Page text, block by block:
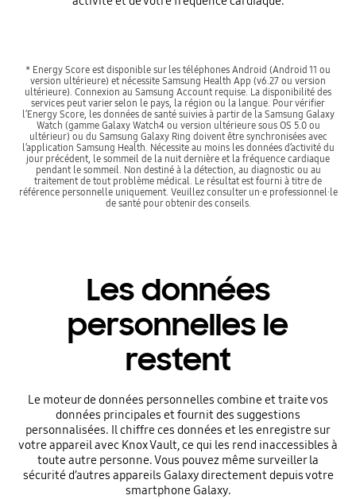
* Energy Score est disponible sur les téléphones Android (Android 11 ou
version ultérieure) et nécessite Samsung Health App (v6.27 ou version
ultérieure). Connexion au Samsung Account requise. La disponibilité des
services peut varier selon le pays, la région ou la langue. Pour vérifier
l’Energy Score, les données de santé suivies à partir de la Samsung Galaxy
Watch (gamme Galaxy Watch4 ou version ultérieure sous OS 5.0 ou
ultérieur) ou du Samsung Galaxy Ring doivent être synchronisées avec
l’application Samsung Health. Nécessite au moins les données d’activité du
jour précédent, le sommeil de la nuit dernière et la fréquence cardiaque
pendant le sommeil. Non destiné à la détection, au diagnostic ou au
traitement de tout problème médical. Le résultat est fourni à titre de
référence personnelle uniquement. Veuillez consulter un·e professionnel·le
de santé pour obtenir des conseils.
Les données
personnelles le
restent
Le moteur de données personnelles combine et traite vos
données principales et fournit des suggestions
personnalisées. Il chiffre ces données et les enregistre sur
votre appareil avec Knox Vault, ce qui les rend inaccessibles à
toute autre personne. Vous pouvez même surveiller la
sécurité d’autres appareils Galaxy directement depuis votre
smartphone Galaxy.